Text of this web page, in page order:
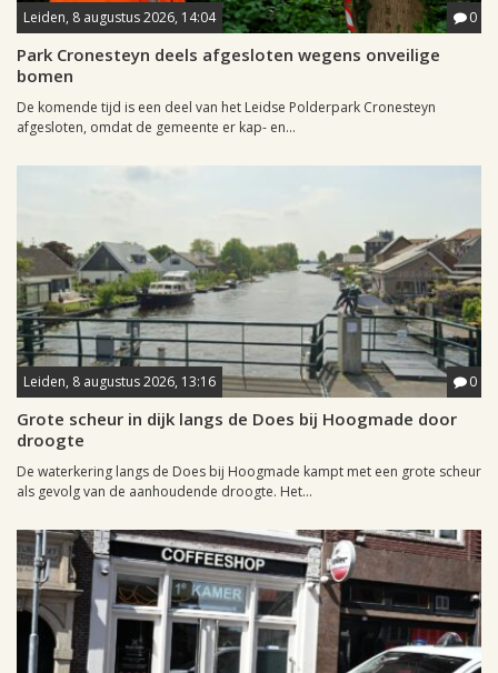
Leiden, 8 augustus 2026, 14:04 0
Park Cronesteyn deels afgesloten wegens onveilige
bomen
De komende tijd is een deel van het Leidse Polderpark Cronesteyn
afgesloten, omdat de gemeente er kap- en...
Leiden, 8 augustus 2026, 13:16 0
Grote scheur in dijk langs de Does bij Hoogmade door
droogte
De waterkering langs de Does bij Hoogmade kampt met een grote scheur
als gevolg van de aanhoudende droogte. Het...